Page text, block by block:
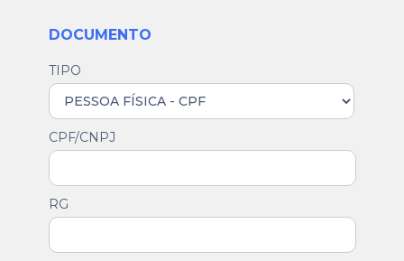
DOCUMENTO
TIPO
CPF/CNPJ
RG